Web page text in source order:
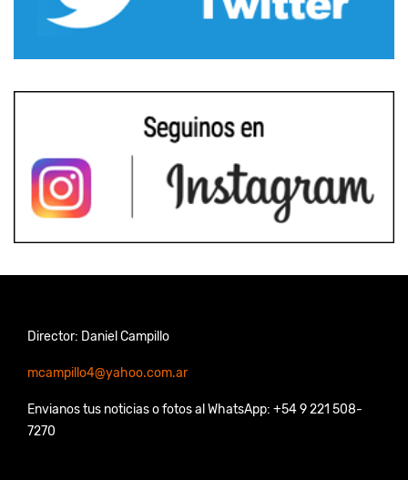
Director: Daniel Campillo
mcampillo4@yahoo.com.ar
Envianos tus noticias o fotos al WhatsApp: +54 9 221 508-
7270